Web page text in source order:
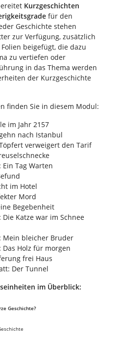
Kurzgeschichten
für den
Geschichte stehen
zur Verfügung, zusätzlich
beigefügt, die dazu
zu vertiefen oder
in das Thema werden
der Kurzgeschichte
finden Sie in diesem Modul:
im Jahr 2157
nach Istanbul
verweigert den Tarif
Tag Warten
im Hotel
Mord
Begebenheit
Katze war im Schnee
Mein bleicher Bruder
Holz für morgen
frei Haus
Der Tunnel
im Überblick:
Geschichte?